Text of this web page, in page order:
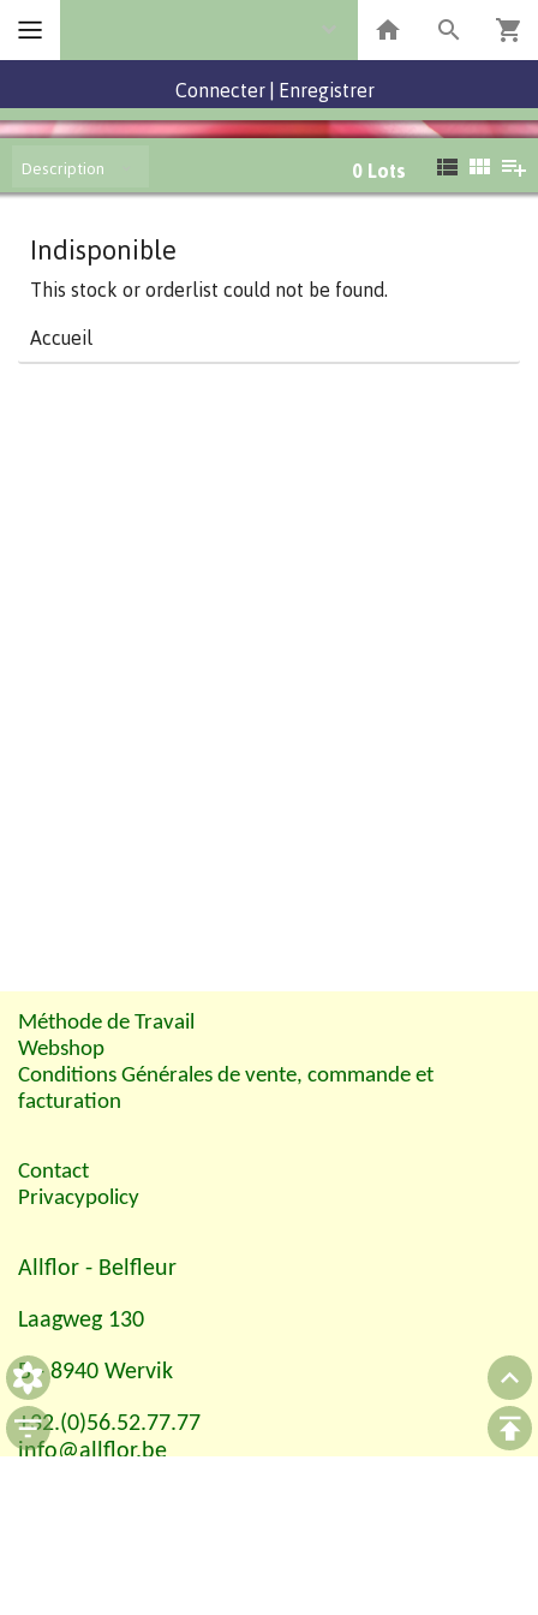
Connecter Enregistrer
Description 0 Lots
Indisponible
This stock or orderlist could not be found.
Accueil
Méthode de Travail
Webshop
Conditions Générales de vente, commande et
facturation
Contact
Privacypolicy
Allflor - Belfleur
Laagweg 130
B - 8940 Wervik
+32.(0)56.52.77.77
info@allflor.be